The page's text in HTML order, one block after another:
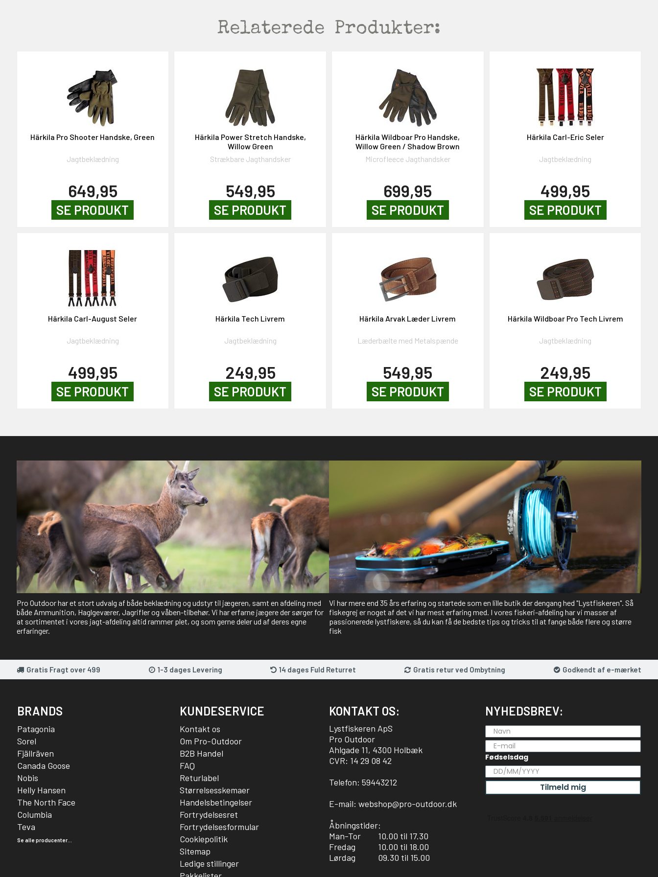
Relaterede Produkter:
Härkila Pro Shooter Handske, Green
Jagtbeklædning
649,95
SE PRODUKT
Härkila Power Stretch Handske,
Willow Green
Strækbare Jagthandsker
549,95
SE PRODUKT
Härkila Wildboar Pro Handske,
Willow Green / Shadow Brown
Microfleece Jagthandsker
699,95
SE PRODUKT
Härkila Carl-Eric Seler
Jagtbeklædning
499,95
SE PRODUKT
Härkila Carl-August Seler
Jagtbeklædning
499,95
SE PRODUKT
Härkila Tech Livrem
Jagtbeklædning
249,95
SE PRODUKT
Härkila Arvak Læder Livrem
Læderbælte med Metalspænde
549,95
SE PRODUKT
Härkila Wildboar Pro Tech Livrem
Jagtbeklædning
249,95
SE PRODUKT
Pro Outdoor har et stort udvalg af både beklædning og udstyr til jægeren, samt en afdeling med
både Ammunition, Haglgeværer, Jagrifler og våben-tilbehør. Vi har erfarne jægere der sørger for
at sortimentet i vores jagt-afdeling altid rammer plet, og som gerne deler ud af deres egne
erfaringer.
Vi har mere end 35 års erfaring og startede som en lille butik der dengang hed "Lystfiskeren". Så
fiskegrej er noget af det vi har mest erfaring med. I vores fiskeri-afdeling har vi masser af
passionerede lystfiskere, så du kan få de bedste tips og tricks til at fange både flere og større
fisk
Gratis Fragt over 499 1-3 dages Levering 14 dages Fuld Returret Gratis retur ved Ombytning Godkendt af e-mærket
BRANDS
Patagonia
Sorel
Fjällräven
Canada Goose
Nobis
Helly Hansen
The North Face
Columbia
Teva
Se alle producenter...
KUNDESERVICE
Kontakt os
Om Pro-Outdoor
B2B Handel
FAQ
Returlabel
Størrelsesskemaer
Handelsbetingelser
Fortrydelsesret
Fortrydelsesformular
Cookiepolitik
Sitemap
Ledige stillinger
KONTAKT OS:
Lystfiskeren ApS
Pro Outdoor
Ahlgade 11, 4300 Holbæk
CVR: 14 29 08 42
Telefon: 59443212
E-mail: webshop@pro-outdoor.dk
Åbningstider:
Man-Tor
10.00 til 17.30
Fredag
10.00 til 18.00
Lørdag
09.30 til 15.00
NYHEDSBREV:
Fødselsdag
Tilmeld mig
DELTAG!